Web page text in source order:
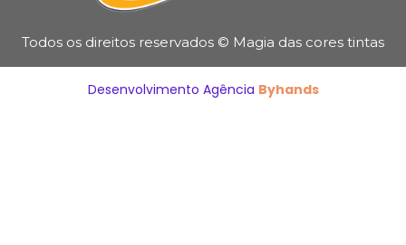
Todos os direitos reservados © Magia das cores tintas
Desenvolvimento Agência Byhands